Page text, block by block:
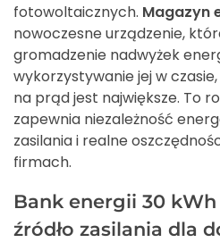
fotowoltaicznych. Magazyn
nowoczesne urządzenie,
gromadzenie nadwyżek
wykorzystywanie jej w
na prąd jest największe. To
zapewnia niezależność
zasilania i realne
firmach.
Bank energii 30
źródło zasilania dla